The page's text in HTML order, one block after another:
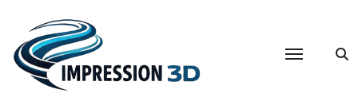
contenu